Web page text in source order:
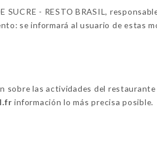
- RESTO BRASIL,
se informará al usuario de estas
las actividades del restaurante
información lo más precisa posible.